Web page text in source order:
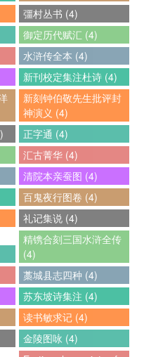
彊村丛书 (4)
御定历代赋汇 (4)
水浒传全本 (4)
新刊校定集注杜诗 (4)
新刻钟伯敬先生批评封
神演义 (4)
正字通 (4)
汇古菁华 (4)
清院本亲蚕图 (4)
百鬼夜行图卷 (4)
礼记集说 (4)
精镌合刻三国水浒全传
(4)
藁城县志四种 (4)
苏东坡诗集注 (4)
读书敏求记 (4)
金陵图咏 (4)